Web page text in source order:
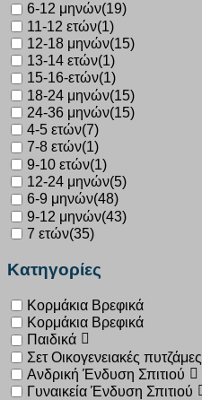
6-12 μηνών(19)
11-12 ετών(1)
12-18 μηνών(15)
13-14 ετών(1)
15-16-ετών(1)
18-24 μηνών(15)
24-36 μηνών(15)
4-5 ετών(7)
7-8 ετών(1)
9-10 ετών(1)
12-24 μηνών(5)
6-9 μηνών(48)
9-12 μηνών(43)
7 ετών(35)
Κατηγορίες
Κορμάκια Βρεφικά
Κορμάκια Βρεφικά
Παιδικά
Σετ Οικογενειακές πυτζάμες
Ανδρική Ένδυση Σπιτιού
Γυναικεία Ένδυση Σπιτιού